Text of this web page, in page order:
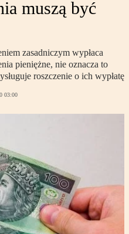
muszą być
zasadniczym wypłaca
pieniężne, nie oznacza to
roszczenie o ich wypłatę
03:00